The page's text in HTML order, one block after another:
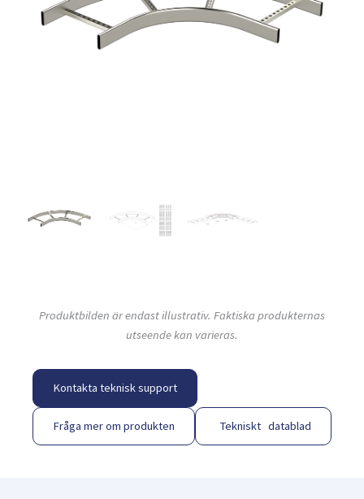
Produktbilden är endast illustrativ. Faktiska produkternas
utseende kan varieras.
Kontakta teknisk support
Fråga mer om produkten Tekniskt datablad